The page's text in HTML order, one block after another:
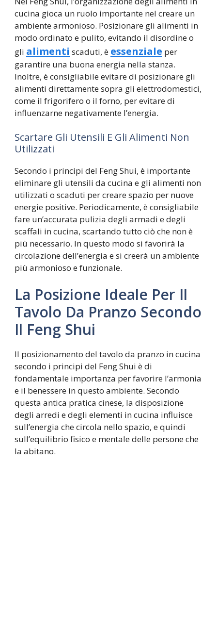
cucina gioca un ruolo importante nel creare un
ambiente armonioso. Posizionare gli alimenti in
modo ordinato e pulito, evitando il disordine o
gli alimenti scaduti, è essenziale per
garantire una buona energia nella stanza.
Inoltre, è consigliabile evitare di posizionare gli
alimenti direttamente sopra gli elettrodomestici,
come il frigorifero o il forno, per evitare di
influenzarne negativamente l’energia.
Scartare Gli Utensili E Gli Alimenti Non
Utilizzati
Secondo i principi del Feng Shui, è importante
eliminare gli utensili da cucina e gli alimenti non
utilizzati o scaduti per creare spazio per nuove
energie positive. Periodicamente, è consigliabile
fare un’accurata pulizia degli armadi e degli
scaffali in cucina, scartando tutto ciò che non è
più necessario. In questo modo si favorirà la
circolazione dell’energia e si creerà un ambiente
più armonioso e funzionale.
La Posizione Ideale Per Il
Tavolo Da Pranzo Secondo
Il Feng Shui
Il posizionamento del tavolo da pranzo in cucina
secondo i principi del Feng Shui è di
fondamentale importanza per favorire l’armonia
e il benessere in questo ambiente. Secondo
questa antica pratica cinese, la disposizione
degli arredi e degli elementi in cucina influisce
sull’energia che circola nello spazio, e quindi
sull’equilibrio fisico e mentale delle persone che
la abitano.